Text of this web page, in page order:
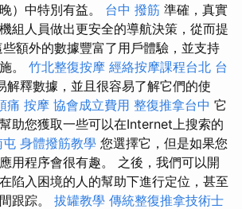
）中特別有益。 台中 撥筋 準確，真實
組人員做出更安全的導航決策，從而提
額外的數據豐富了用戶體驗，並支持
。 竹北整復按摩 經絡按摩課程台北 台
解釋數據，並且很容易了解它們的使
痛 按摩 協會成立費用 整復推拿台中 它
助您獲取一些可以在Internet上搜索的
屯 身體撥筋教學 您選擇它，但是如果您
用程序會很有趣。 之後，我們可以開
陷入困境的人的幫助下進行定位，甚至
跟踪。 拔罐教學 傳統整復推拿技術士